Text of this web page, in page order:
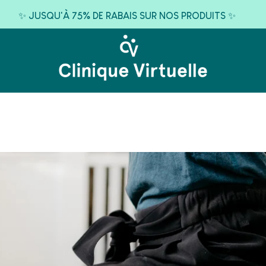
✨ JUSQU'À 75% DE RABAIS SUR NOS PRODUITS ✨
GRATUITE SUR LES COMMANDES DE 120$ ET PLUS